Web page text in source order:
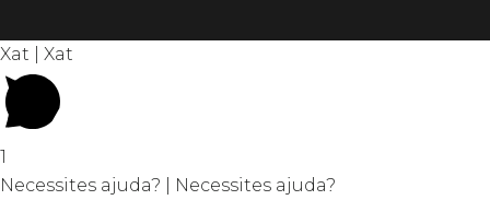
Xat | Xat
1
Necessites ajuda? | Necessites ajuda?